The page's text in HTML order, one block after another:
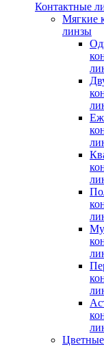
Контактные
Мягкие
линзы